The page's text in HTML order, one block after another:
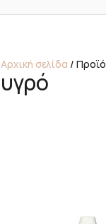
Αρχική σελίδα /
υγρό